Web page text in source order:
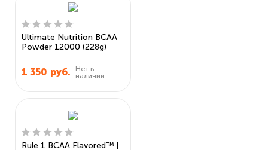
Ultimate Nutrition BCAA
Powder 12000 (228g)
1 350 руб.
Нет в
наличии
Rule 1 BCAA Flavored™ |